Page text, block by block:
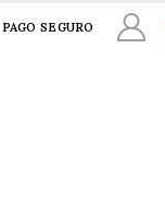
PAGO SEGURO